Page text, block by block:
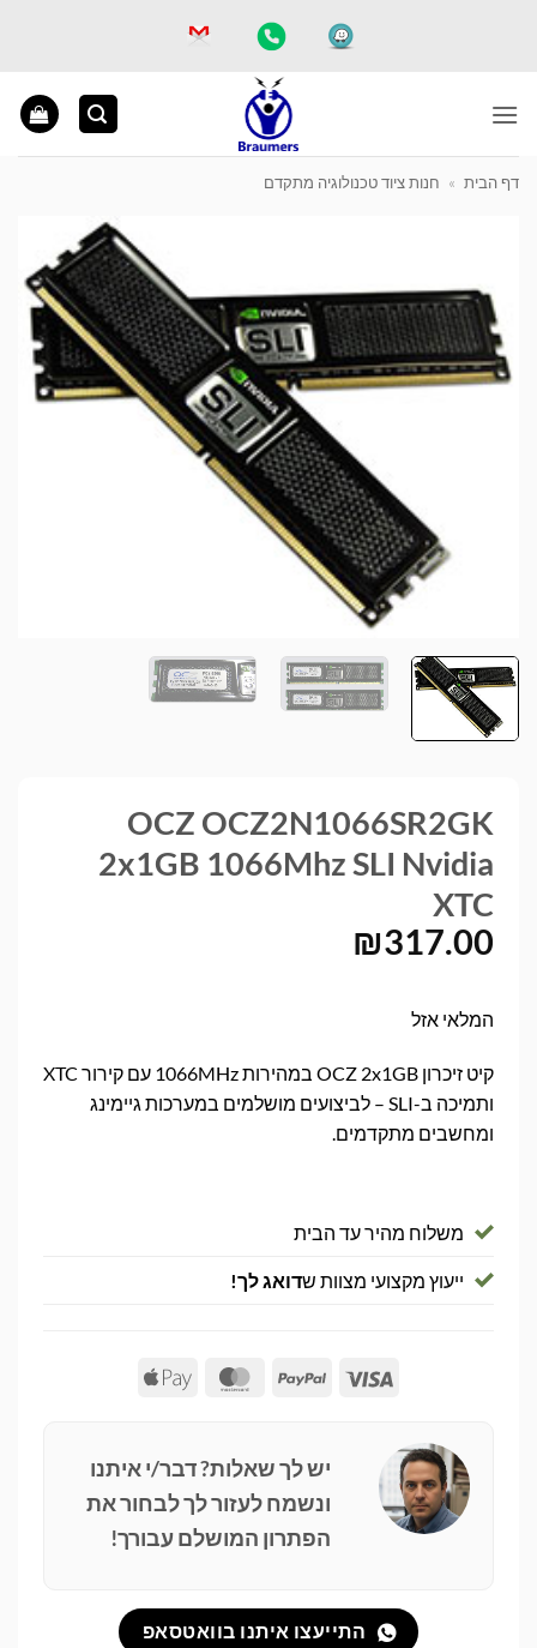
דף הבית » חנות ציוד טכנולוגיה מתקדם
OCZ OCZ2N1066SR2GK
2x1GB 1066Mhz SLI Nvidia
XTC
₪317.00
המלאי אזל
קיט זיכרון OCZ 2x1GB במהירות 1066MHz עם קירור XTC
ותמיכה ב-SLI – לביצועים מושלמים במערכות גיימינג
ומחשבים מתקדמים.
משלוח מהיר עד הבית
ייעוץ מקצועי מצוות שדואג לך!
Visa
PayPal
MasterCard
Apple
יש לך שאלות? דבר/י איתנו
ונשמח לעזור לך לבחור את
הפתרון המושלם עבורך!
התייעצו איתנו בוואטסאפ